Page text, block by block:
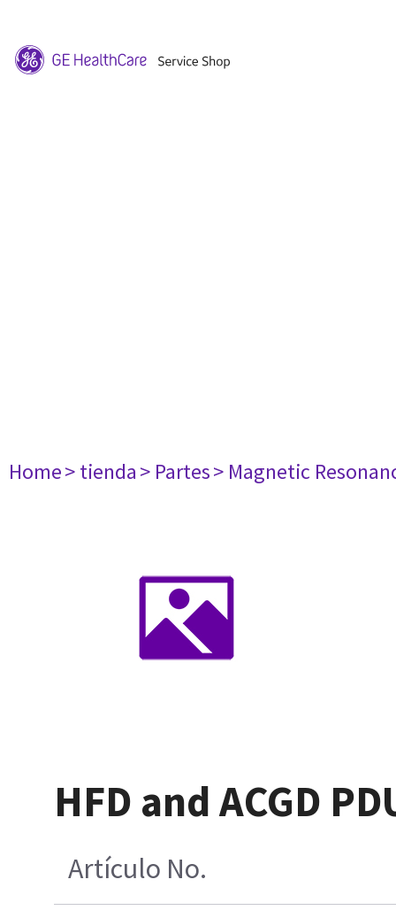
Home> tienda> Partes> Magnetic
HFD and ACGD
Artículo No.